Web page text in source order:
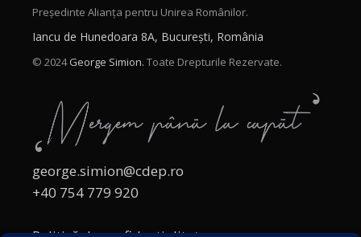
Președinte Alianța pentru Unirea Românilor.
Iancu de Hunedoara 8A, București, România
© 2024George Simion. Toate Drepturile Rezervate.
george.simion@cdep.ro
+40 754 779 920